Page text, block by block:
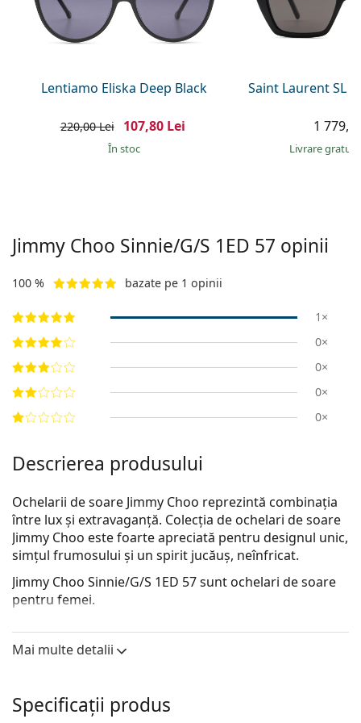
Toate mărcile
Persol
Toate soluțiile
Lentiamo Eliska Deep Black
220,00 Lei 107,80 Lei
În stoc
Saint Laurent SL
1
Livrare
Jimmy Choo Sinnie/G/S 1ED 57 opinii
100 % bazate pe 1 opinii
1×
0×
0×
0×
0×
Descrierea produsului
Ochelarii de soare Jimmy Choo reprezintă combinația
între lux și extravaganță. Colecția de ochelari de soare
Jimmy Choo este foarte apreciată pentru designul unic,
simțul frumosului și un spirit jucăuș, neînfricat.
Jimmy Choo Sinnie/G/S 1ED 57sunt ochelari de soare
pentru femei.
Culoarea gri a ramei se potrivește perfect cu un ton
Ramele Cat Eye de ochelari de soare
Mai multe detalii
Specificații produs